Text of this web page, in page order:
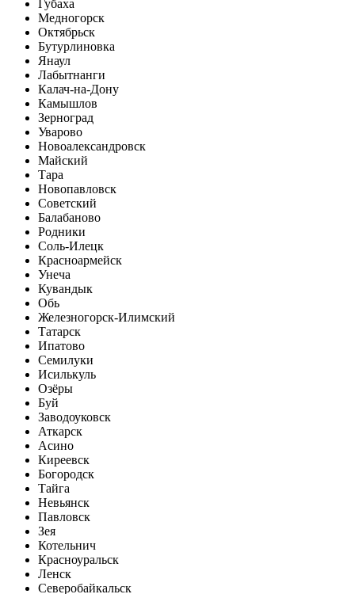
Губаха
Медногорск
Октябрьск
Бутурлиновка
Янаул
Лабытнанги
Калач-на-Дону
Камышлов
Зерноград
Уварово
Новоалександровск
Майский
Тара
Новопавловск
Советский
Балабаново
Родники
Соль-Илецк
Красноармейск
Унеча
Кувандык
Обь
Железногорск-Илимский
Татарск
Ипатово
Семилуки
Исилькуль
Озёры
Буй
Заводоуковск
Аткарск
Асино
Киреевск
Богородск
Тайга
Невьянск
Павловск
Зея
Котельнич
Красноуральск
Ленск
Северобайкальск